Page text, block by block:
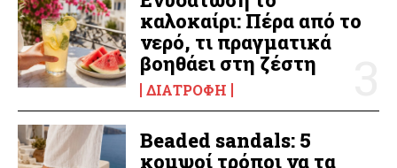
καλοκαίρι: Πέρα από το
νερό, τι πραγματικά
βοηθάει στη ζέστη
ΔΙΑΤΡΟΦΉ
Beaded sandals: 5
κομψοί τρόποι να τα